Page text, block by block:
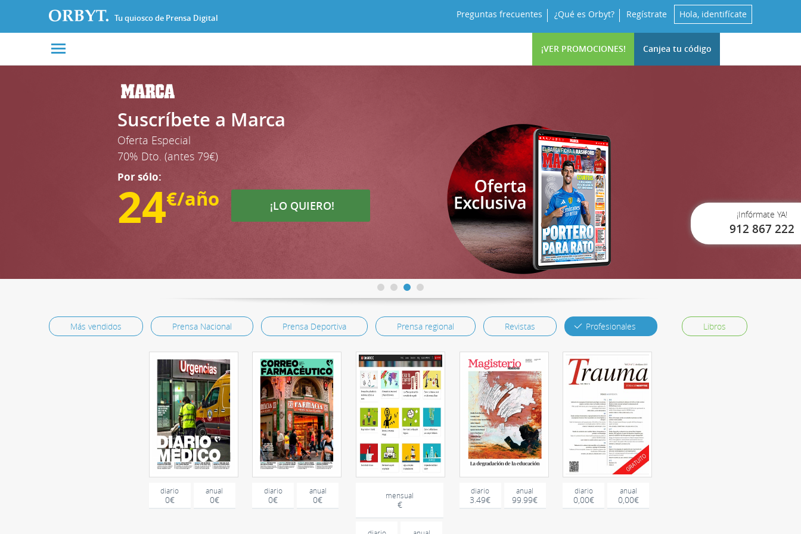
Tu quiosco de Prensa Digital Preguntas frecuentes ¿Qué es Orbyt? Regístrate Hola, identifícate
Canjea tu código
¡VER PROMOCIONES!
Suscríbete a Marca
Oferta Especial
70% Dto. (antes 79€)
Por sólo:
24€/año ¡LO QUIERO!
Más vendidos Prensa Nacional Prensa Deportiva Prensa regional Revistas Profesionales Libros
diario
0€
anual
0€
diario
0€
anual
0€ mensual
€
diario
3.49€
anual
99.99€
diario
0,00€
anual
0,00€
¡Infórmate YA!
912 867 222